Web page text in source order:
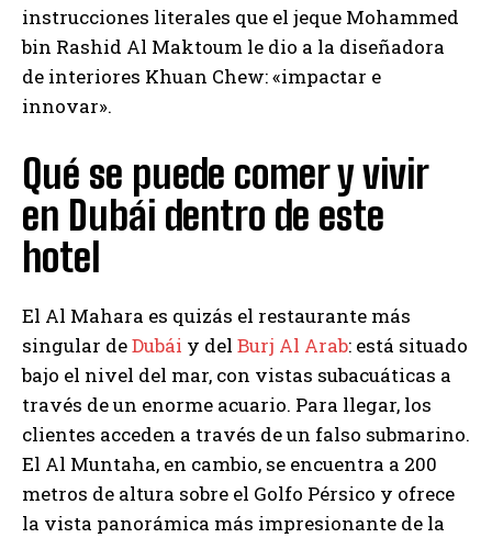
instrucciones literales que el jeque Mohammed
bin Rashid Al Maktoum le dio a la diseñadora
de interiores Khuan Chew: «impactar e
innovar».
Qué se puede comer y vivir
en Dubái dentro de este
hotel
El Al Mahara es quizás el restaurante más
singular deDubái y del Burj Al Arab: está situado
bajo el nivel del mar, con vistas subacuáticas a
través de un enorme acuario. Para llegar, los
clientes acceden a través de un falso submarino.
El Al Muntaha, en cambio, se encuentra a 200
metros de altura sobre el Golfo Pérsico y ofrece
la vista panorámica más impresionante de la